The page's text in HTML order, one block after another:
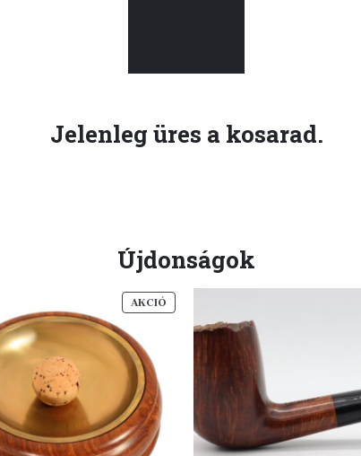
Jelenleg üres a kosarad.
Újdonságok
AKCIÓ
TERMÉK